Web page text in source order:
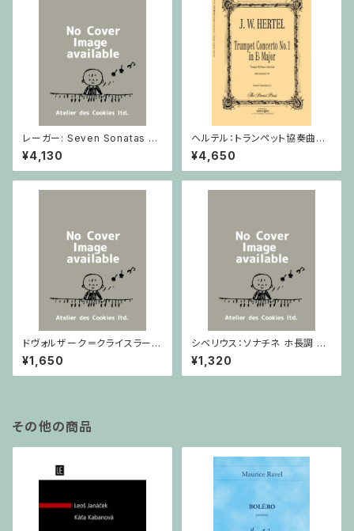
レーガー: Seven Sonatas o
p. 91 Heft 2 / ヴァイオリン
¥4,130
ヘルテル：トランペット協奏曲第1
番 変ホ長調/トランペット・ピア
ノ
¥4,650
ドヴォルザーク＝クライスラー：
スラヴ幻想曲 ロ短調 from Op.
55-4, Op.75 / ヴァイオリンと
ピアノ
¥1,650
シベリウス：ソナチネ ホ長調 O
p.80 / ヴァイオリンとピアノ
¥1,320
その他の商品